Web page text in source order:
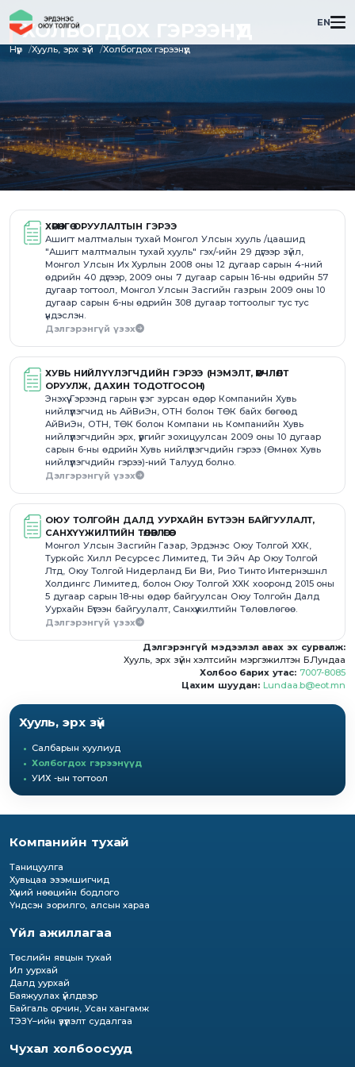
EN
ХОЛБОГДОХ ГЭРЭЭНҮҮД
Нүүр Хууль, эрх зүй Холбогдох гэрээнүүд
ХӨРӨНГӨ ОРУУЛАЛТЫН ГЭРЭЭ
Ашигт малтмалын тухай Монгол Улсын хууль /цаашид
"Ашигт малтмалын тухай хууль" гэх/-ийн 29 дүгээр зүйл,
Монгол Улсын Их Хурлын 2008 оны 12 дугаар сарын 4-ний
өдрийн 40 дүгээр, 2009 оны 7 дугаар сарын 16-ны өдрийн 57
дугаар тогтоол, Монгол Улсын Засгийн газрын 2009 оны 10
дугаар сарын 6-ны өдрийн 308 дугаар тогтоолыг тус тус
үндэслэн.
Дэлгэрэнгүй үзэх
ХУВЬ НИЙЛҮҮЛЭГЧДИЙН ГЭРЭЭ (НЭМЭЛТ, ӨӨРЧЛӨЛТ
ОРУУЛЖ, ДАХИН ТОДОТГОСОН)
Энэхүү Гэрээнд гарын үсэг зурсан өдөр Компанийн Хувь
нийлүүлэгчид нь АйВиЭн, ОТН болон ТӨК байх бөгөөд
АйВиЭн, ОТН, ТӨК болон Компани нь Компанийн Хувь
нийлүүлэгчдийн эрх, үүргийг зохицуулсан 2009 оны 10 дугаар
сарын 6-ны өдрийн Хувь нийлүүлэгчдийн гэрээ (Өмнөх Хувь
нийлүүлэгчдийн гэрээ)-ний Талууд болно.
Дэлгэрэнгүй үзэх
ОЮУ ТОЛГОЙН ДАЛД УУРХАЙН БҮТЭЭН БАЙГУУЛАЛТ,
САНХҮҮЖИЛТИЙН ТӨЛӨВЛӨГӨӨ
Монгол Улсын Засгийн Газар, Эрдэнэс Оюу Толгой ХХК,
Туркойс Хилл Ресурсес Лимитед, Ти Эйч Ар Оюу Толгой
Лтд, Оюу Толгой Нидерланд Би Ви, Рио Тинто Интернэшнл
Холдингс Лимитед, болон Оюу Толгой ХХК хооронд 2015 оны
5 дугаар сарын 18-ны өдөр байгуулсан Оюу Толгойн Далд
Уурхайн Бүтээн байгуулалт, Санхүүжилтийн Төлөвлөгөө.
Дэлгэрэнгүй үзэх
Дэлгэрэнгүй мэдээлэл авах эх сурвалж:
Хууль, эрх зүйн хэлтсийн мэргэжилтэн Б.Лундаа
Холбоо барих утас: 7007-8085
Цахим шуудан: Lundaa.b@eot.mn
Хууль, эрх зүй
Салбарын хуулиуд
Холбогдох гэрээнүүд
УИХ -ын тогтоол
Компанийн тухай
Таницуулга
Хувьцаа эзэмшигчид
Хүний нөөцийн бодлого
Үндсэн зорилго, алсын хараа
Үйл ажиллагаа
Төслийн явцын тухай
Ил уурхай
Далд уурхай
Баяжуулах үйлдвэр
Байгаль орчин, Усан хангамж
ТЭЗҮ–ийн үзүүлэлт судалгаа
Чухал холбоосууд